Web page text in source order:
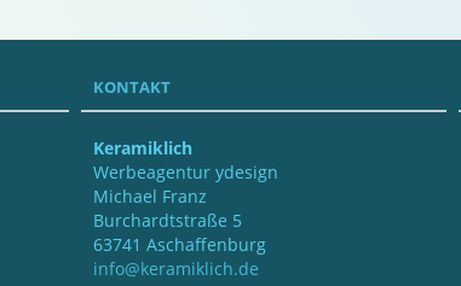
KONTAKT
Keramiklich
Werbeagentur ydesign
Michael Franz
Burchardtstraße 5
63741 Aschaffenburg
info@keramiklich.de